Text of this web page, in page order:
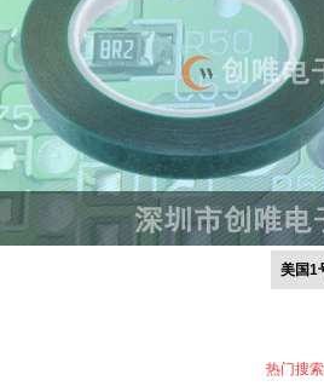
美国1
热门搜索